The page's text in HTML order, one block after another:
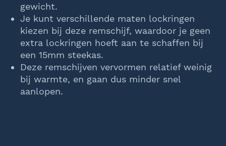
gewicht.
Je kunt verschillende maten lockringen
kiezen bij deze remschijf, waardoor je geen
extra lockringen hoeft aan te schaffen bij
een 15mm steekas.
Deze remschijven vervormen relatief weinig
bij warmte, en gaan dus minder snel
aanlopen.